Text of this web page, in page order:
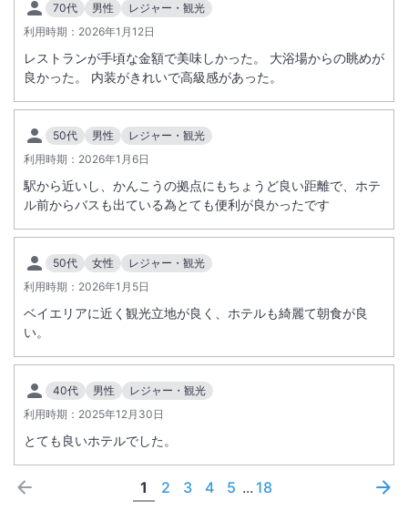
70代 男性
レジャー・観光
利用時期： 2026年1月12日
レストランが手頃な金額で美味しかった。 大浴場からの眺めが
良かった。 内装がきれいで高級感があった。
50代 男性
レジャー・観光
利用時期： 2026年1月6日
駅から近いし、かんこうの拠点にもちょうど良い距離で、ホテ
ル前からバスも出ている為とても便利が良かったです
50代 女性
レジャー・観光
利用時期： 2026年1月5日
ベイエリアに近く観光立地が良く、ホテルも綺麗て朝食が良
い。
40代 男性
レジャー・観光
利用時期： 2025年12月30日
とても良いホテルでした。
1 2 3 4 5 ... 18